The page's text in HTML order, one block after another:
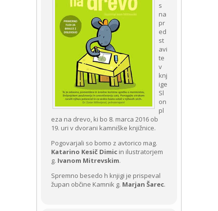
s
na
pr
ed
st
avi
te
v
knj
ige
Sl
on
pl
eza na drevo, ki bo 8. marca 2016 ob
19. uri v dvorani kamniške knjižnice.
Pogovarjali so bomo z avtorico mag.
Katarino Kesič Dimic in ilustratorjem
g. Ivanom Mitrevskim.
Spremno besedo h knjigi je prispeval
župan občine Kamnik g. Marjan Šarec.